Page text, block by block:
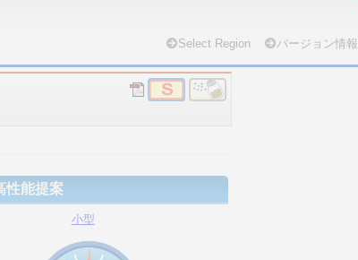
Select Region バージョン情報
性能提案
小型